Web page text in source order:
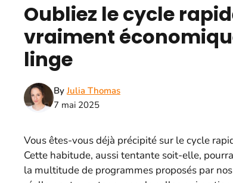
Oubliez le cycle
vraiment
linge
ByJulia Thomas
7 mai 2025
Vous êtes-vous déjà précipité sur le cycle
Cette habitude, aussi tentante soit-elle,
la multitude de programmes proposés par